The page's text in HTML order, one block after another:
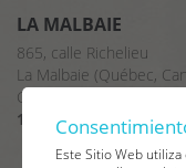
LA MALBAIE
865, calle Richelieu
La Malbaie (Québec,
G5A 2X8
1 418 665-2375
Este Sitio Web